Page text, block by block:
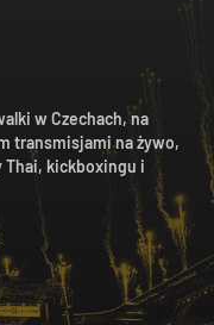
w Czechach, na
transmisjami na żywo,
Thai, kickboxingu i